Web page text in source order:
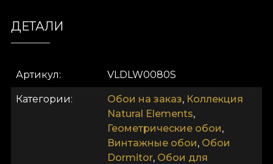
предлагаем три разные текстуры, чтобы вы
могли выбрать ощущение, которое принесёте в
дом. Текстура Smooth — матовая, гладкая и
приятная на ощупь. Canvas создаёт иллюзию
крупноформатной картины. И, наконец, Linen —
благородный материал, который придаёт
ДЕТАЛИ
Артикул VLDLW0080S
Категории Обои на заказ, Коллекция
Natural Elements,
Геометрические обои,
Винтажные обои, Обои
Dormitor, Обои для